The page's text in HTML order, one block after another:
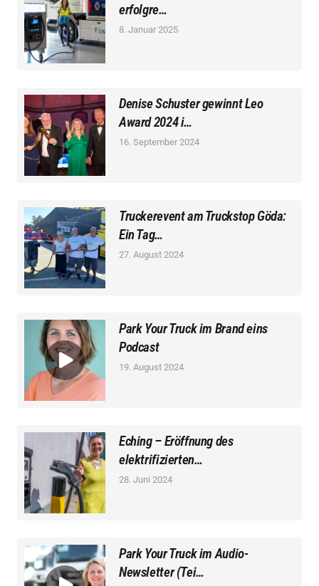
erfolgre…
8. Januar 2025
Denise Schuster gewinnt Leo
Award 2024 i…
16. September 2024
Truckerevent am Truckstop Göda:
Ein Tag…
27. August 2024
Park Your Truck im Brand eins
Podcast
19. August 2024
Eching – Eröffnung des
elektrifizierten…
28. Juni 2024
Park Your Truck im Audio-
Newsletter (Tei…